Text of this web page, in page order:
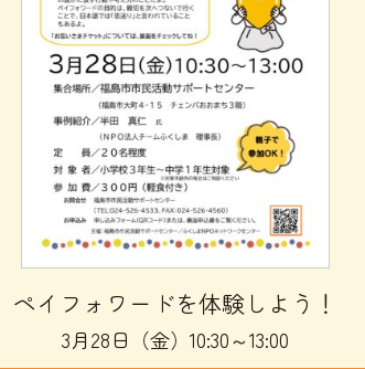
ペイフォワードを体験しよう！
3月28日（金）10:30～13:00